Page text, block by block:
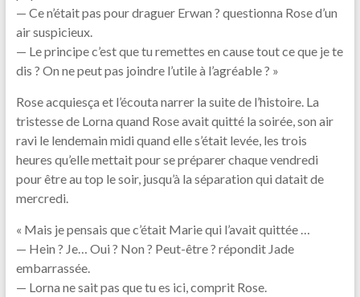
— Ce n’était pas pour draguer Erwan ? questionna Rose d’un
air suspicieux.
— Le principe c’est que tu remettes en cause tout ce que je te
dis ? On ne peut pas joindre l’utile à l’agréable ? »
Rose acquiesça et l’écouta narrer la suite de l’histoire. La
tristesse de Lorna quand Rose avait quitté la soirée, son air
ravi le lendemain midi quand elle s’était levée, les trois
heures qu’elle mettait pour se préparer chaque vendredi
pour être au top le soir, jusqu’à la séparation qui datait de
mercredi.
« Mais je pensais que c’était Marie qui l’avait quittée …
— Hein ? Je… Oui ? Non ? Peut-être ? répondit Jade
embarrassée.
— Lorna ne sait pas que tu es ici, comprit Rose.